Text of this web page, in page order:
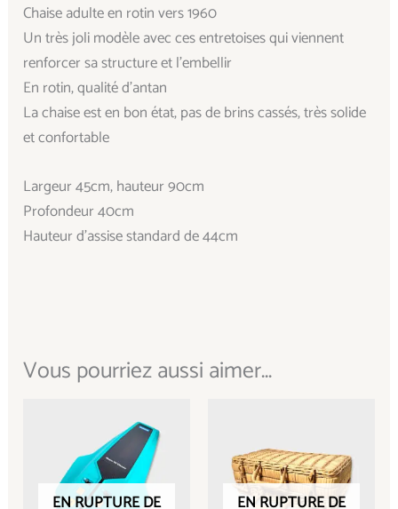
Chaise adulte en rotin vers 1960
Un très joli modèle avec ces entretoises qui viennent
renforcer sa structure et l’embellir
En rotin, qualité d’antan
La chaise est en bon état, pas de brins cassés, très solide
et confortable
Largeur 45cm, hauteur 90cm
Profondeur 40cm
Hauteur d’assise standard de 44cm
Vous pourriez aussi aimer...
EN RUPTURE DE
EN RUPTURE DE